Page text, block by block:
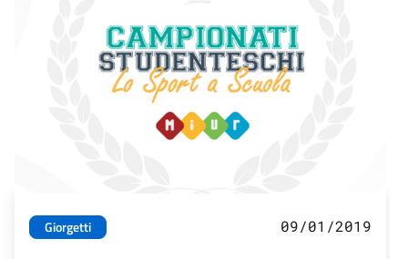
Giorgetti 09/01/2019